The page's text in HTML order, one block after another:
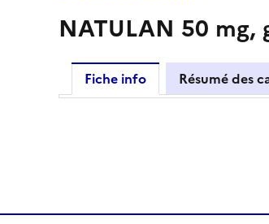
NATULAN 50 mg,
Fiche info Résumé des